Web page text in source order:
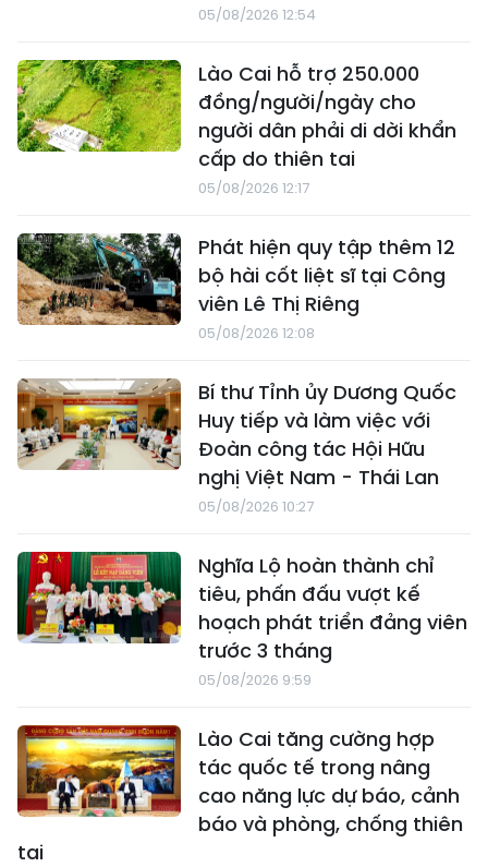
05/08/2026 12:54
Lào Cai hỗ trợ 250.000
đồng/người/ngày cho
người dân phải di dời khẩn
cấp do thiên tai
05/08/2026 12:17
Phát hiện quy tập thêm 12
bộ hài cốt liệt sĩ tại Công
viên Lê Thị Riêng
05/08/2026 12:08
Bí thư Tỉnh ủy Dương Quốc
Huy tiếp và làm việc với
Đoàn công tác Hội Hữu
nghị Việt Nam - Thái Lan
05/08/2026 10:27
Nghĩa Lộ hoàn thành chỉ
tiêu, phấn đấu vượt kế
hoạch phát triển đảng viên
trước 3 tháng
05/08/2026 9:59
Lào Cai tăng cường hợp
tác quốc tế trong nâng
cao năng lực dự báo, cảnh
báo và phòng, chống thiên
tai